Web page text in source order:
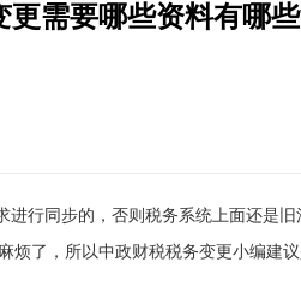
更需要哪些资料有哪
行同步的，否则税务系统上面还是
烦了，所以中政财税税务变更小编建